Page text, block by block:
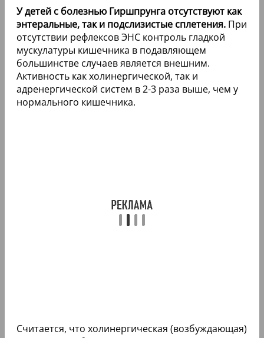
У детей с болезнью Гиршпрунга отсутствуют как
энтеральные, так и подслизистые сплетения. При
отсутствии рефлексов ЭНС контроль гладкой
мускулатуры кишечника в подавляющем
большинстве случаев является внешним.
Активность как холинергической, так и
адренергической систем в 2-3 раза выше, чем у
нормального кишечника.
Считается, что холинергическая (возбуждающая)